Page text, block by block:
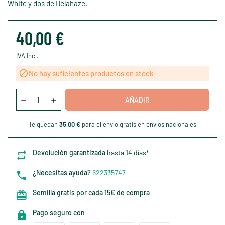
White y dos de Delahaze.
40,00 €
IVA Incl.
No hay suficientes productos en stock
AÑADIR
Te quedan 35,00 € para el envío gratis en envíos nacionales
Devolución garantizada hasta 14 días*
¿Necesitas ayuda?622335747
Semilla gratis por cada 15€ de compra
Pago seguro con